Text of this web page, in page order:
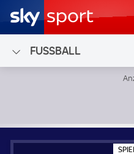
FUSSBALL